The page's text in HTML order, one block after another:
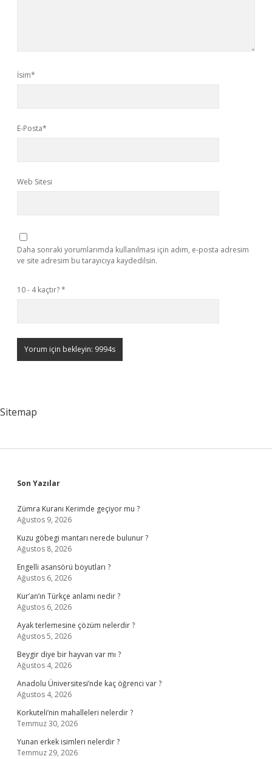
İsim*
E-Posta*
Web Sitesi
Daha sonraki yorumlarımda kullanılması için adım, e-posta adresim
ve site adresim bu tarayıcıya kaydedilsin.
10 - 4 kaçtır?*
Sitemap
Sidebar
Son Yazılar
Zümra Kuranı Kerimde geçiyor mu ?
Ağustos 9, 2026
Kuzu göbegi mantarı nerede bulunur ?
Ağustos 8, 2026
Engelli asansörü boyutları ?
Ağustos 6, 2026
Kur’an’ın Türkçe anlamı nedir ?
Ağustos 6, 2026
Ayak terlemesine çözüm nelerdir ?
Ağustos 5, 2026
Beygir diye bir hayvan var mı ?
Ağustos 4, 2026
Anadolu Üniversitesi’nde kaç öğrenci var ?
Ağustos 4, 2026
Korkuteli’nin mahalleleri nelerdir ?
Temmuz 30, 2026
Yunan erkek isimleri nelerdir ?
Temmuz 29, 2026